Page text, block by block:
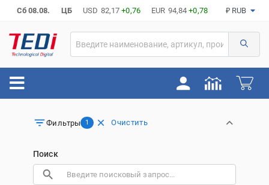
Сб 08.08. ЦБ USD 82,17 +0,76 EUR 94,84 +0,78 ₽ RUB
Фильтры 1 Очистить
Поиск